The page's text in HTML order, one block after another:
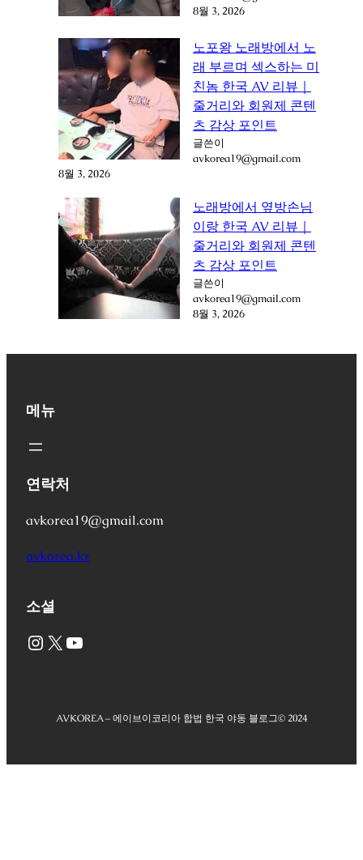
8월 3, 2026
노포왕 노래방에서 노
래 부르며 섹스하는 미
친놈 한국 AV 리뷰｜
줄거리와 회원제 콘텐
츠 감상 포인트
글쓴이
avkorea19@gmail.com
8월 3, 2026
노래방에서 옆방손님
이랑 한국 AV 리뷰｜
줄거리와 회원제 콘텐
츠 감상 포인트
글쓴이
avkorea19@gmail.com
8월 3, 2026
메뉴
연락처
avkorea19@gmail.com
avkorea.kr
소셜
Instagram X YouTube
AVKOREA – 에이브이코리아 합법 한국 야동 블로그© 2024